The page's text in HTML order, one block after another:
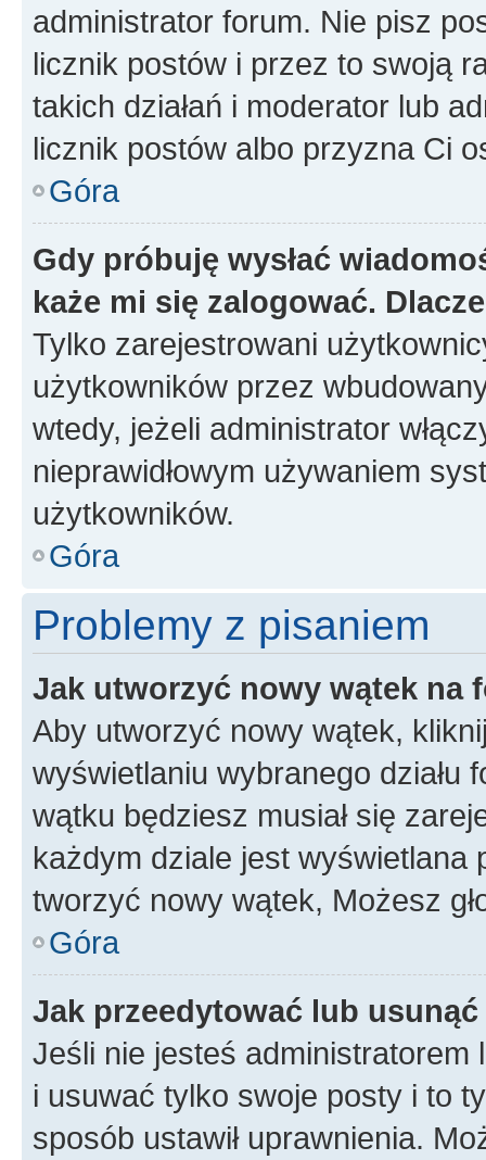
administrator forum. Nie pisz
licznik postów i przez to swoją
takich działań i moderator lub
licznik postów albo przyzna Ci
Góra
Gdy próbuję wysłać
każe mi się zalogować.
Tylko zarejestrowani
użytkowników przez
wtedy, jeżeli administrator
nieprawidłowym używaniem
użytkowników.
Góra
Problemy z pisaniem
Jak utworzyć nowy wątek na
Aby utworzyć nowy wątek,
wyświetlaniu wybranego działu
wątku będziesz musiał się
każdym dziale jest wyświetlana
tworzyć nowy wątek, Możesz
Góra
Jak przeedytować lub
Jeśli nie jesteś
i usuwać tylko swoje posty i to
sposób ustawił uprawnienia.